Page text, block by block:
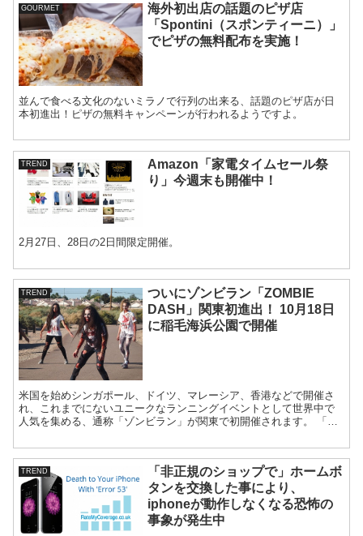
GOURMET
海外初出店の話題のピザ店
「Spontini（スポンティーニ）」
でピザの無料配布を実施！
並んで食べる文化のないミラノで行列の出来る、話題のピザ店が日
本初進出！ピザの無料キャンペーンが行われるようですよ。
TREND
Amazon「家電タイムセール祭
り」今週末も開催中！
2月27日、28日の2日間限定開催。
TREND
ついにゾンビラン「ZOMBIE
DASH」関東初進出！ 10月18日
に稲毛海浜公園で開催
米国を始めシンガポール、ドイツ、マレーシア、香港などで開催さ
れ、これまでにないユニークなランニングイベントとして世界中で
人気を集める、通称「ゾンビラン」が関東で初開催されます。 「ゾ
TREND
「非正規のショップで」ホームボ
タンを交換した事により、
iphoneが動作しなくなる恐怖の
事象が発生中